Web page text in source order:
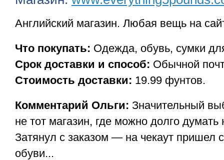
Английский магазин. Любая вещь на
Что покупать: Одежда, обувь, сумки
Срок доставки и способ: Обычной
Стоимость доставки: 19.99 фунтов.
Комментарий Ольги: Значительный
не тот магазин, где можно долго думать
Затянул с заказом — на чекаут пришел
обуви...